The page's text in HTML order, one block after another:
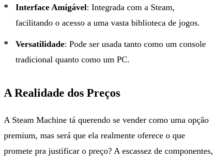
Interface Amigável: Integrada com a Steam,
facilitando o acesso a uma vasta biblioteca de jogos.
Versatilidade: Pode ser usada tanto como um console
tradicional quanto como um PC.
A Realidade dos Preços
A Steam Machine tá querendo se vender como uma opção
premium, mas será que ela realmente oferece o que
promete pra justificar o preço? A escassez de componentes,